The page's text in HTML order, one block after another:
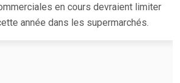
en cours devraient limiter
année dans les supermarchés.